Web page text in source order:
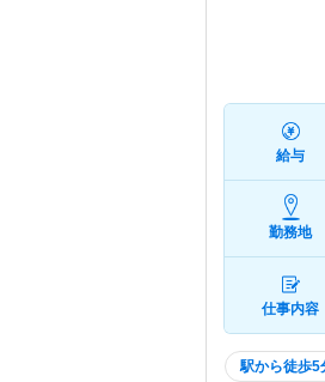
給与
勤務地
仕事内容
駅から徒歩5